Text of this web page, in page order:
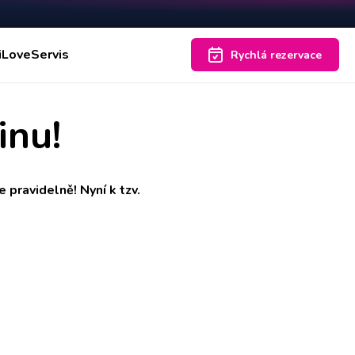
Rychlá rezervace
pravidelně! Nyní k tzv.